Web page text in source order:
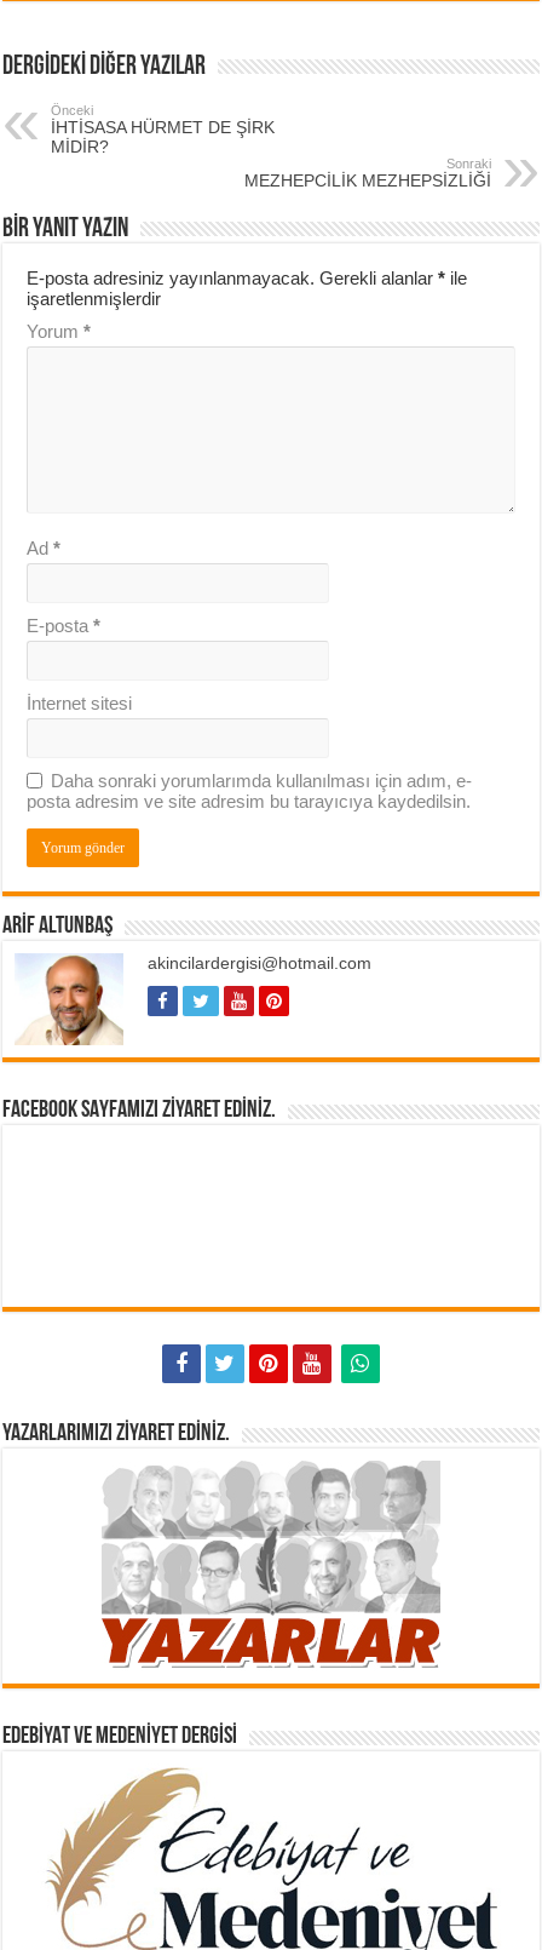
DERGİDEKİ DİĞER YAZILAR
Önceki
İHTİSASA HÜRMET DE ŞİRK
MİDİR?
Sonraki
MEZHEPCİLİK MEZHEPSİZLİĞİ
BIR YANIT YAZIN
E-posta adresiniz yayınlanmayacak. Gerekli alanlar* ile
işaretlenmişlerdir
Yorum*
Ad*
E-posta*
İnternet sitesi
Daha sonraki yorumlarımda kullanılması için adım, e-
posta adresim ve site adresim bu tarayıcıya kaydedilsin.
ARIF ALTUNBAŞ
akincilardergisi@hotmail.com
FACEBOOK SAYFAMIZI ZIYARET EDINIZ.
YAZARLARIMIZI ZIYARET EDINIZ.
EDEBIYAT VE MEDENIYET DERGISI